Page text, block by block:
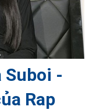
Suboi -
Rap